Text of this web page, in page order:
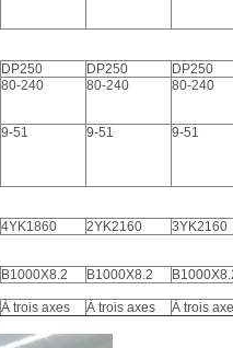
DP250 DP250
DP250
80-240 80-240 80-240
9-51 9-51 9-51
4YK1860 2YK2160
3YK2160
B1000X8.2 B1000X8.2
À trois axes À trois axes À trois